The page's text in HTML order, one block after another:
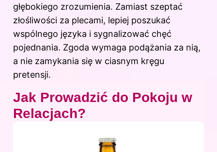
głębokiego zrozumienia. Zamiast szeptać
złośliwości za plecami, lepiej poszukać
wspólnego języka i sygnalizować chęć
pojednania. Zgoda wymaga podążania za nią,
a nie zamykania się w ciasnym kręgu
pretensji.
Jak Prowadzić do Pokoju w
Relacjach?